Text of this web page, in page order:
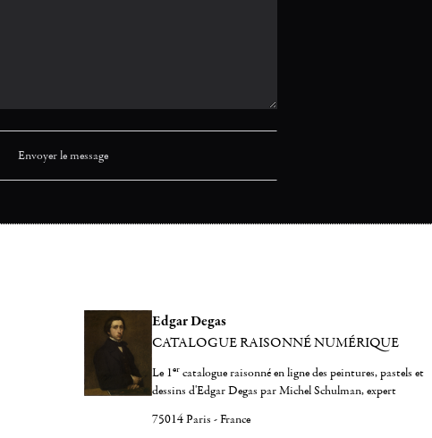
Edgar Degas
CATALOGUE RAISONNÉ NUMÉRIQUE
Le 1er catalogue raisonné en ligne des peintures, pastels et
dessins d'Edgar Degas par Michel Schulman, expert
75014 Paris - France